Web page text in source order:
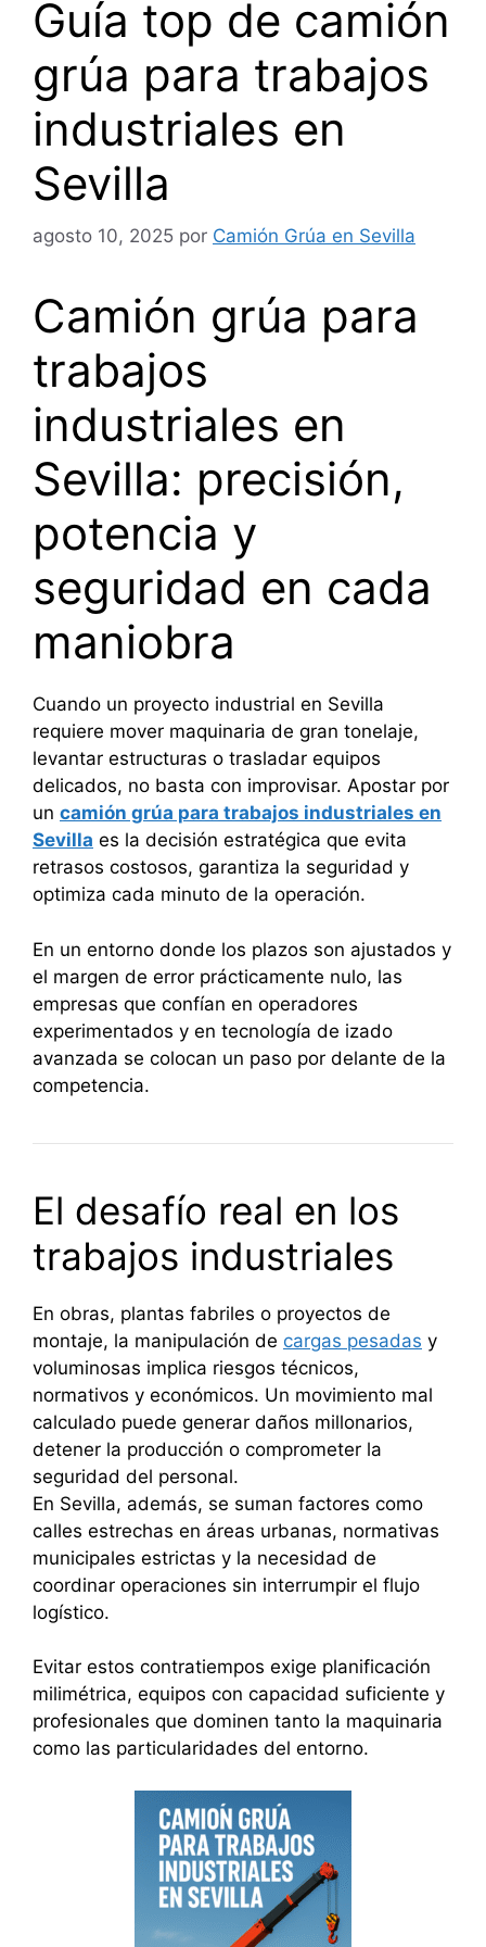
Guía top de camión
grúa para trabajos
industriales en
Sevilla
agosto 10, 2025 por Camión Grúa en Sevilla
Camión grúa para
trabajos
industriales en
Sevilla: precisión,
potencia y
seguridad en cada
maniobra
Cuando un proyecto industrial en Sevilla
requiere mover maquinaria de gran tonelaje,
levantar estructuras o trasladar equipos
delicados, no basta con improvisar. Apostar por
un camión grúa para trabajos industriales en
Sevilla es la decisión estratégica que evita
retrasos costosos, garantiza la seguridad y
optimiza cada minuto de la operación.
En un entorno donde los plazos son ajustados y
el margen de error prácticamente nulo, las
empresas que confían en operadores
experimentados y en tecnología de izado
avanzada se colocan un paso por delante de la
competencia.
El desafío real en los
trabajos industriales
En obras, plantas fabriles o proyectos de
montaje, la manipulación de cargas pesadas y
voluminosas implica riesgos técnicos,
normativos y económicos. Un movimiento mal
calculado puede generar daños millonarios,
detener la producción o comprometer la
seguridad del personal.
En Sevilla, además, se suman factores como
calles estrechas en áreas urbanas, normativas
municipales estrictas y la necesidad de
coordinar operaciones sin interrumpir el flujo
logístico.
Evitar estos contratiempos exige planificación
milimétrica, equipos con capacidad suficiente y
profesionales que dominen tanto la maquinaria
como las particularidades del entorno.